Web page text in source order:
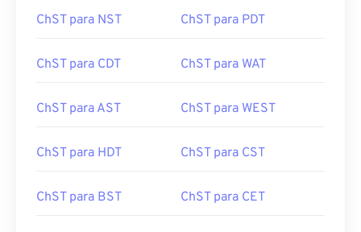
ChST para NST ChST para PDT
ChST para CDT ChST para WAT
ChST para AST ChST para WEST
ChST para HDT ChST para CST
ChST para BST ChST para CET